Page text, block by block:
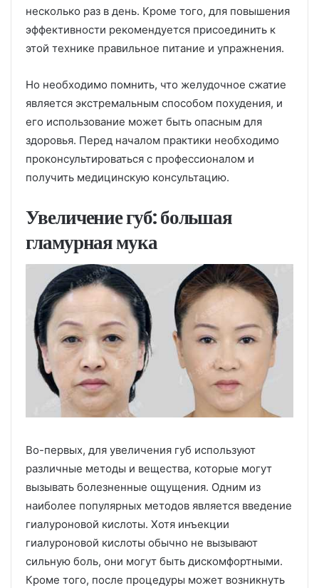
несколько раз в день. Кроме того, для повышения
эффективности рекомендуется присоединить к
этой технике правильное питание и упражнения.
Но необходимо помнить, что желудочное сжатие
является экстремальным способом похудения, и
его использование может быть опасным для
здоровья. Перед началом практики необходимо
проконсультироваться с профессионалом и
получить медицинскую консультацию.
Увеличение губ: большая
гламурная мука
Во-первых, для увеличения губ используют
различные методы и вещества, которые могут
вызывать болезненные ощущения. Одним из
наиболее популярных методов является введение
гиалуроновой кислоты. Хотя инъекции
гиалуроновой кислоты обычно не вызывают
сильную боль, они могут быть дискомфортными.
Кроме того, после процедуры может возникнуть